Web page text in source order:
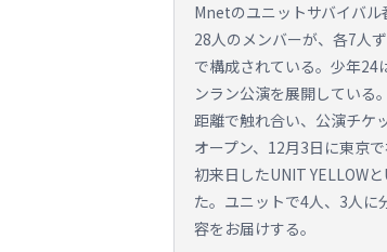
Mnetのユニットサバイバ
28人のメンバーが、各7人
で構成されている。少年24
ンラン公演を展開している
距離で触れ合い、公演チケ
オープン、12月3日に東京
初来日したUNIT YELLOW
た。ユニットで4人、3人に
容をお届けする。